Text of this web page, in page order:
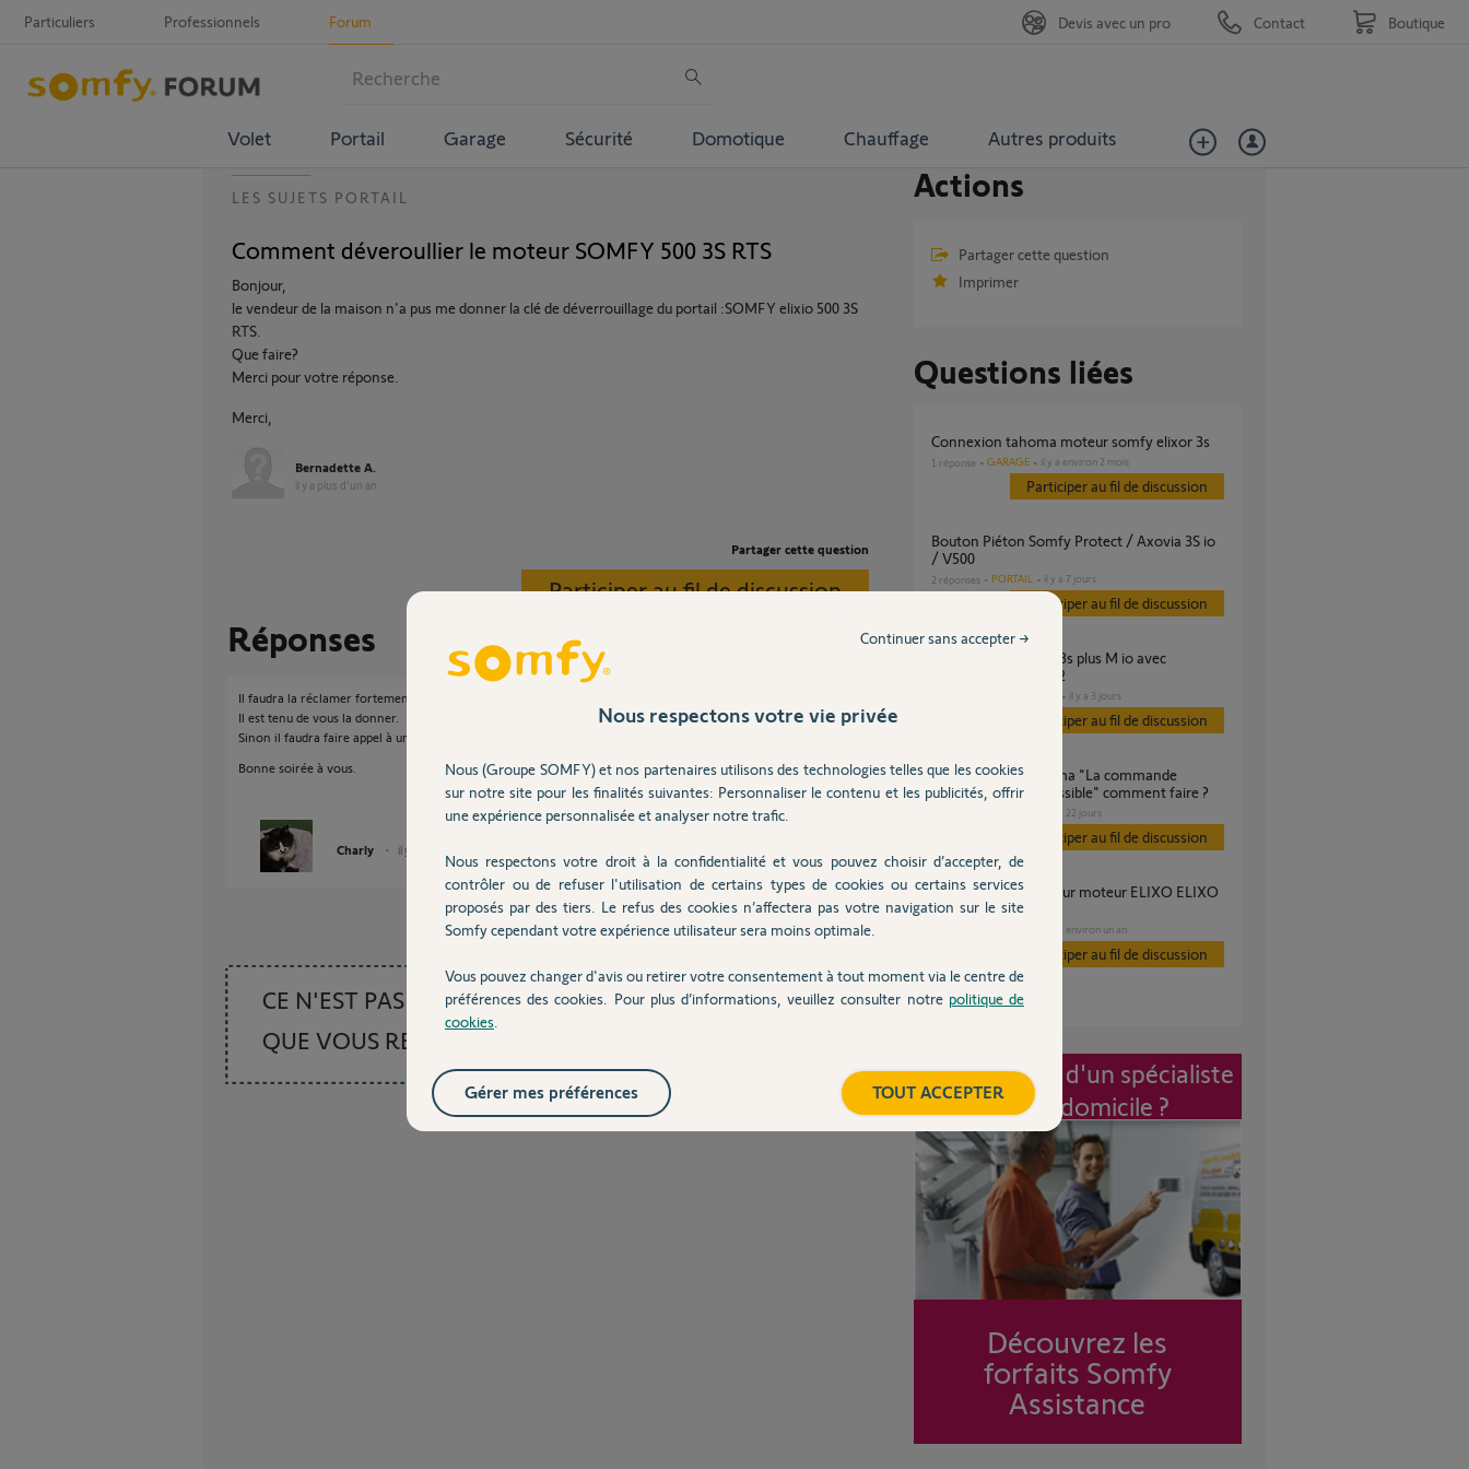
Particuliers Professionnels Forum
Volet Portail Garage Sécurité Domotique Chauffage Autres produits
Devis avec un pro Contact Boutique
LES SUJETS PORTAIL
Comment déveroullier le moteur SOMFY 500 3S RTS
Bonjour,
le vendeur de la maison n'a pus me donner la clé de déverrouillage du portail :SOMFY elixio 500 3S
RTS.
Que faire?
Merci pour votre réponse.
Merci,
Bernadette A.
il y a plus d'un an
Partager cette question
Participer au fil de discussion
Réponses
Il faudra la réclamer fortement !!!
Il est tenu de vous la donner.
Sinon il faudra faire appel à un pro agréé Somfy pour changer la serrure.
Bonne soirée à vous.
Charly il y a plus d'un an
CE N'EST PAS CE
QUE VOUS RECHERCHEZ
Actions
Partager cette question
Imprimer
Questions liées
Connexion tahoma moteur somfy elixor 3s
1 réponse GARAGE il y a environ 2 mois
Participer au fil de discussion
Bouton Piéton Somfy Protect / Axovia 3S io
/ V500
2 réponses PORTAIL il y a 7 jours
Participer au fil de discussion
TaHoma classique v2
il y a 3 jours
Participer au fil de discussion
Elixo 500 3S + Tahoma "La commande
demandée est impossible" comment faire ?
il y a 22 jours
Participer au fil de discussion
quel interrupteur pour moteur ELIXO ELIXO
500 3S RTS?
il y a environ un an
Participer au fil de discussion
Intervention d'un spécialiste
à mon domicile ?
Découvrez les
forfaits Somfy
Assistance
Nous respectons votre vie privée
Nous (Groupe SOMFY) et nos partenaires utilisons des technologies telles que les cookies
sur notre site pour les finalités suivantes: Personnaliser le contenu et les publicités, offrir
une expérience personnalisée et analyser notre trafic.
Nous respectons votre droit à la confidentialité et vous pouvez choisir d’accepter, de
contrôler ou de refuser l'utilisation de certains types de cookies ou certains services
proposés par des tiers. Le refus des cookies n’affectera pas votre navigation sur le site
Somfy cependant votre expérience utilisateur sera moins optimale.
Vous pouvez changer d'avis ou retirer votre consentement à tout moment via le centre de
préférences des cookies. Pour plus d’informations, veuillez consulter notre politique de
cookies
Continuer sans accepter →
TOUT ACCEPTER
Gérer mes préférences